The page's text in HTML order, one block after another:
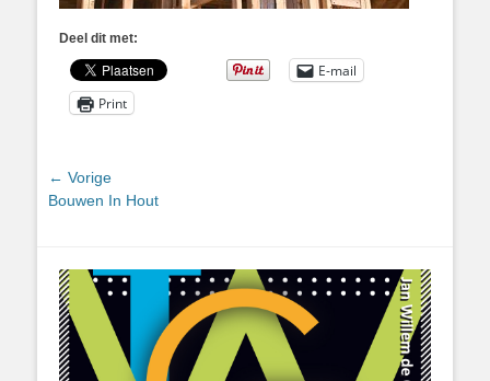
Deel dit met:
E-mail
Print
Bericht
navigatie
← Vorige
Vorig
Bouwen In Hout